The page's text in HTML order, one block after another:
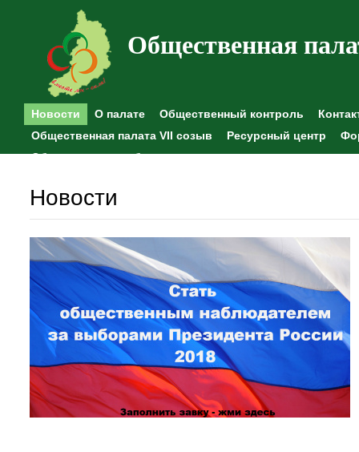
Общественная
Новости О палате Общественный контроль
Общественная палата VII созыв
Ресурсный центр
Общественные наблюдения
Новости